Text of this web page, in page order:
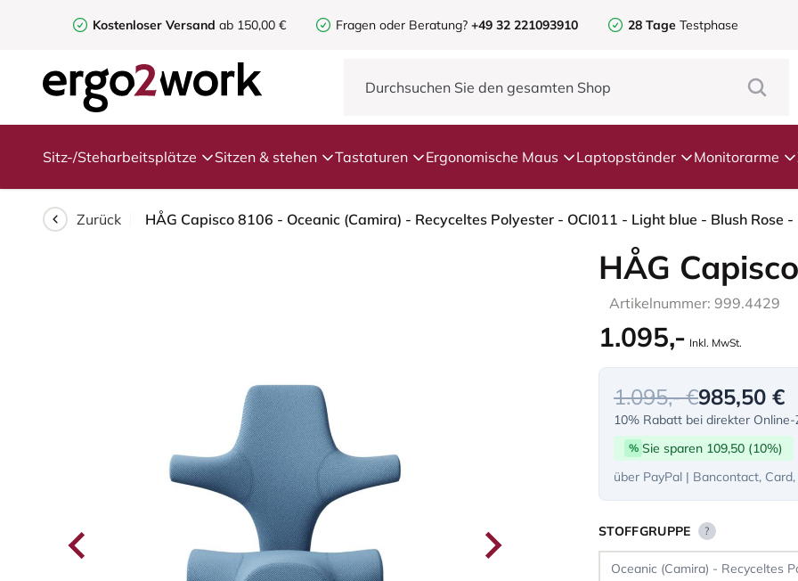
Kostenloser Versand ab 150,00 € Fragen oder Beratung? +49 32 221093910 28 Tage Testphase
Sitz-/Steharbeitsplätze Sitzen & stehen Tastaturen Ergonomische Maus Laptopständer Monitorarme
Zurück
HÅG
Artikelnummer: 999.4429
1.095,- Inkl. MwSt.
1.095,- €985,50 €
10% Rabatt bei direkter Online-
% Sie sparen 109,50 (10%)
über PayPal | Bancontact,
STOFFGRUPPE ?